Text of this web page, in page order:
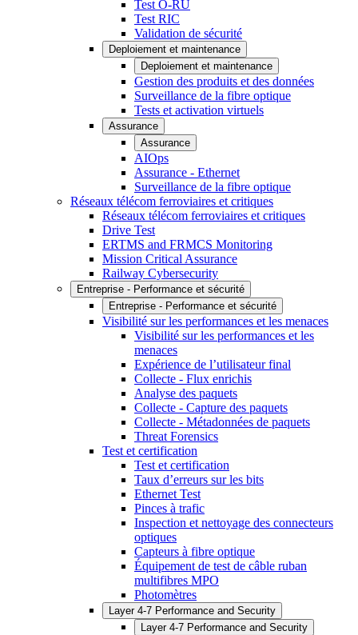
Test O-RU
Test RIC
Validation de sécurité
Deploiement et maintenance
Deploiement et maintenance
Gestion des produits et des données
Surveillance de la fibre optique
Tests et activation virtuels
Assurance
Assurance
AIOps
Assurance - Ethernet
Surveillance de la fibre optique
Réseaux télécom ferroviaires et critiques
Réseaux télécom ferroviaires et critiques
Drive Test
ERTMS and FRMCS Monitoring
Mission Critical Assurance
Railway Cybersecurity
Entreprise - Performance et sécurité
Entreprise - Performance et sécurité
Visibilité sur les performances et les menaces
Visibilité sur les performances et les
menaces
Expérience de l’utilisateur final
Collecte - Flux enrichis
Analyse des paquets
Collecte - Capture des paquets
Collecte - Métadonnées de paquets
Threat Forensics
Test et certification
Test et certification
Taux d’erreurs sur les bits
Ethernet Test
Pinces à trafic
Inspection et nettoyage des connecteurs
optiques
Capteurs à fibre optique
Équipement de test de câble ruban
multifibres MPO
Photomètres
Layer 4-7 Performance and Security
Layer 4-7 Performance and Security